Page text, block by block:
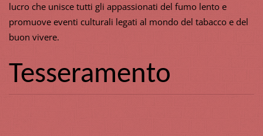
lucro che unisce tutti gli appassionati del fumo lento e
promuove eventi culturali legati al mondo del tabacco e del
buon vivere.
Tesseramento